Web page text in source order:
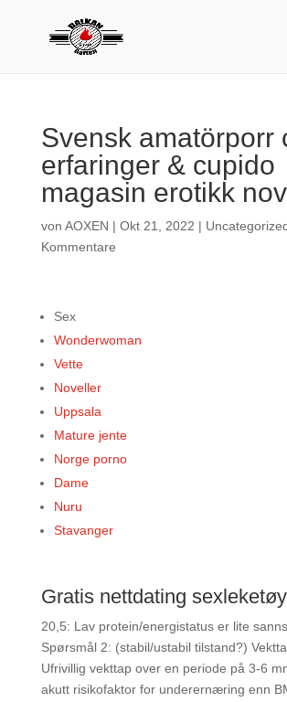
Svensk amatörporr
erfaringer & cupido
magasin erotikk
von AOXEN | Okt 21, 2022 |
Kommentare
Sex
Wonderwoman
Vette
Noveller
Uppsala
Mature jente
Norge porno
Dame
Nuru
Stavanger
Gratis nettdating
20,5: Lav protein/energistatus er lite
Spørsmål 2: (stabil/ustabil tilstand?)
Ufrivillig vekttap over en periode på 3-6
akutt risikofaktor for underernæring enn